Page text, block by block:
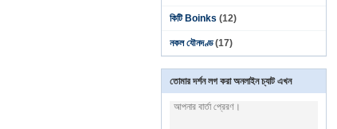
কিটি Boinks (12)
নকল যৌনদণ্ড (17)
তোমার দর্শন লগ করা অনলাইন চ্যাট এখন